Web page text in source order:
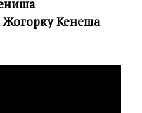
Жогорку Кенеша